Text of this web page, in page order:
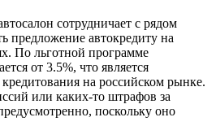
сотрудничает с рядом
предложение автокредиту на
По льготной программе
от 3.5%, что является
на российском рынке.
или каких-то штрафов за
поскольку оно